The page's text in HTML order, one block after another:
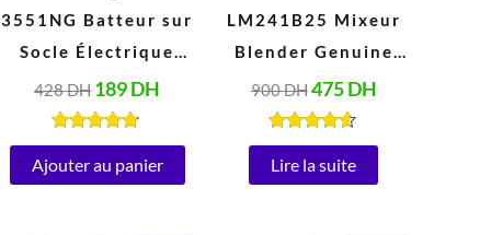
3551NG Batteur sur
Socle Électrique
avec Bol 2 Litres
Inox (250W, 220V-
240V, 50/60Hz)
428DH 189DH
Note
4.67
sur 5
Ajouter au panier
LM241B25 Mixeur
Blender Genuine
1,75 Litres (500W,
220V, Blanc)
900DH475DH
Note
4.47
Lire la suite